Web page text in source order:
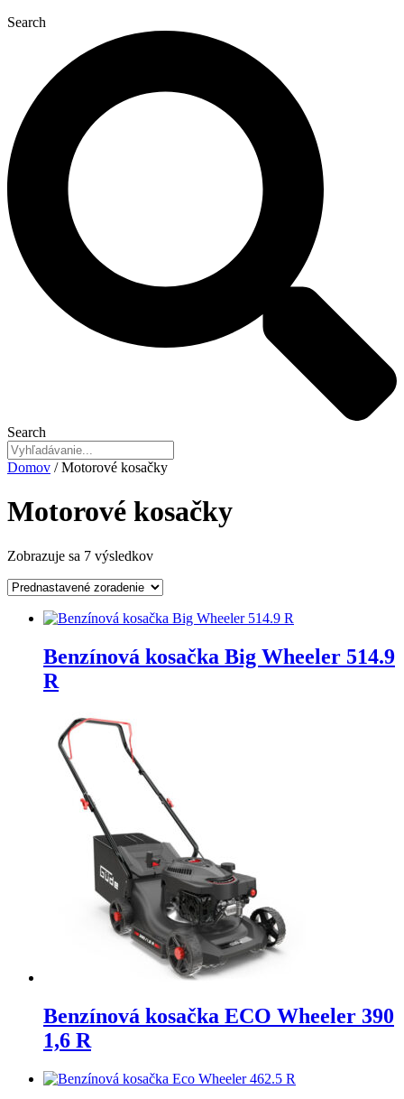
Search
Search
Domov / Motorové kosačky
Motorové kosačky
Zobrazuje sa 7 výsledkov
Benzínová kosačka Big Wheeler 514.9
R
Benzínová kosačka ECO Wheeler 390
1,6 R